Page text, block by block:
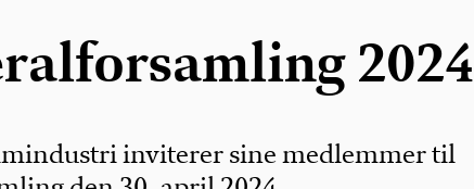
2024
inviterer sine medlemmer til